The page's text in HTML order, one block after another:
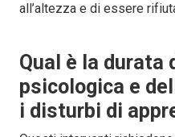
all’altezza e di essere
Qual è la durata
psicologica e
i disturbi di